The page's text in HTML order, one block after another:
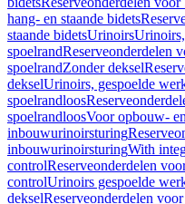
hang- en staande bidets
staande bidetsUrinoirs
spoelrandReserveonderdelen
spoelrandZonder deksel
dekselUrinoirs, gespoelde
spoelrandloos
spoelrandloosVoor opbouw- en
inbouwurinoirsturing
inbouwurinoirsturingWith
controlReserveonderdelen
controlUrinoirs gespoelde
dekselReserveonderdelen